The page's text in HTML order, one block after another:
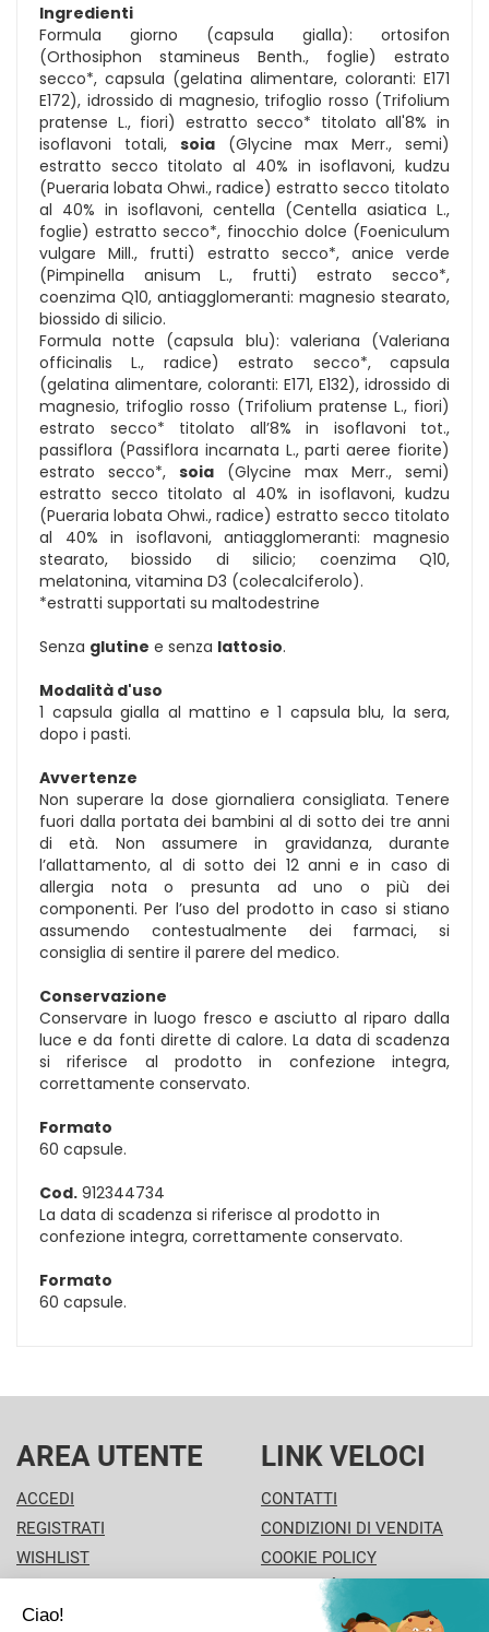
Ingredienti
Formula giorno (capsula gialla): ortosifon
(Orthosiphon stamineus Benth., foglie) estrato
secco*, capsula (gelatina alimentare, coloranti: E171
E172), idrossido di magnesio, trifoglio rosso (Trifolium
pratense L., fiori) estratto secco* titolato all'8% in
isoflavoni totali, soia(Glycine max Merr., semi)
estratto secco titolato al 40% in isoflavoni, kudzu
(Pueraria lobata Ohwi., radice) estratto secco titolato
al 40% in isoflavoni, centella (Centella asiatica L.,
foglie) estratto secco*, finocchio dolce (Foeniculum
vulgare Mill., frutti) estratto secco*, anice verde
(Pimpinella anisum L., frutti) estrato secco*,
coenzima Q10, antiagglomeranti: magnesio stearato,
biossido di silicio.
Formula notte (capsula blu): valeriana (Valeriana
officinalis L., radice) estrato secco*, capsula
(gelatina alimentare, coloranti: E171, E132), idrossido di
magnesio, trifoglio rosso (Trifolium pratense L., fiori)
estrato secco* titolato all’8% in isoflavoni tot.,
passiflora (Passiflora incarnata L., parti aeree fiorite)
estrato secco*, soia (Glycine max Merr., semi)
estratto secco titolato al 40% in isoflavoni, kudzu
(Pueraria lobata Ohwi., radice) estratto secco titolato
al 40% in isoflavoni, antiagglomeranti: magnesio
stearato, biossido di silicio; coenzima Q10,
melatonina, vitamina D3 (colecalciferolo).
*estratti supportati su maltodestrine
Senza glutine e senza lattosio.
Modalità d'uso
1 capsula gialla al mattino e 1 capsula blu, la sera,
dopo i pasti.
Avvertenze
Non superare la dose giornaliera consigliata. Tenere
fuori dalla portata dei bambini al di sotto dei tre anni
di età. Non assumere in gravidanza, durante
l’allattamento, al di sotto dei 12 anni e in caso di
allergia nota o presunta ad uno o più dei
componenti. Per l’uso del prodotto in caso si stiano
assumendo contestualmente dei farmaci, si
consiglia di sentire il parere del medico.
Conservazione
Conservare in luogo fresco e asciutto al riparo dalla
luce e da fonti dirette di calore. La data di scadenza
si riferisce al prodotto in confezione integra,
correttamente conservato.
Formato
60 capsule.
Cod. 912344734
La data di scadenza si riferisce al prodotto in
confezione integra, correttamente conservato.
Formato
60 capsule.
AREA UTENTE
ACCEDI
REGISTRATI
WISHLIST
NEWSLETTER
LINK VELOCI
CONTATTI
CONDIZIONI DI VENDITA
COOKIE POLICY
MODALITÀ DI PAGAMENTO
INFORMATIVA PRIVACY